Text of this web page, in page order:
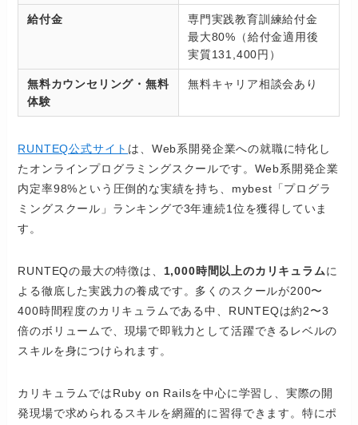
給付金
専門実践教育訓練給付金
最大80%（給付金適用後
実質131,400円）
無料カウンセリング・無料
体験
無料キャリア相談会あり
RUNTEQ公式サイト は、Web系開発企業への就職に特化し
たオンラインプログラミングスクールです。Web系開発企業
内定率98%という圧倒的な実績を持ち、mybest「プログラ
ミングスクール」ランキングで3年連続1位を獲得していま
す。
RUNTEQの最大の特徴は、 1,000時間以上のカリキュラムに
よる徹底した実践力の養成です。多くのスクールが200〜
400時間程度のカリキュラムである中、RUNTEQは約2〜3
倍のボリュームで、現場で即戦力として活躍できるレベルの
スキルを身につけられます。
カリキュラムではRuby on Railsを中心に学習し、実際の開
発現場で求められるスキルを網羅的に習得できます。特にポ